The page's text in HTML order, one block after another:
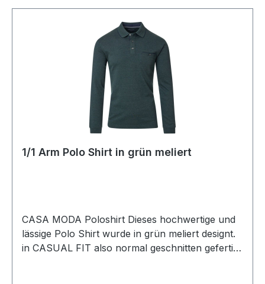
1/1 Arm Polo Shirt in grün meliert
CASA MODA Poloshirt Dieses hochwertige und
lässige Polo Shirt wurde in grün meliert designt.
in CASUAL FIT also normal geschnitten gefertigt